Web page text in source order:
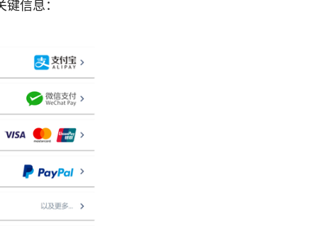
信息：